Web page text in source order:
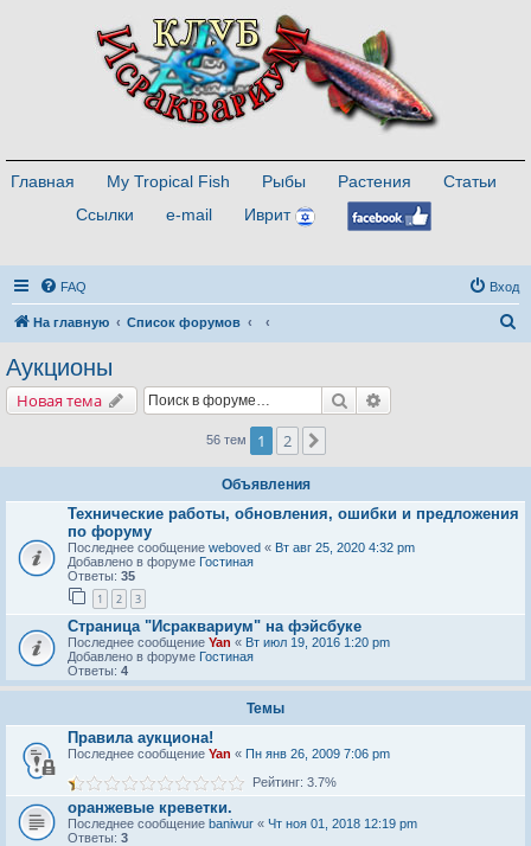
Главная My Tropical Fish Рыбы Растения
Статьи
Ссылки
e-mail Иврит
FAQ Вход
На главную Список форумов
Аукционы
Новая тема Поиск
56 тем 1 2
Объявления
Технические работы, обновления, ошибки и предложения
по форуму
Последнее сообщение weboved « Вт авг 25, 2020 4:32 pm
Добавлено в форуме Гостиная
Ответы: 35
1 2 3
Страница "Исраквариум" на фэйсбуке
Последнее сообщение Yan « Вт июл 19, 2016 1:20 pm
Добавлено в форуме Гостиная
Ответы: 4
Темы
Правила аукциона!
Последнее сообщение Yan « Пн янв 26, 2009 7:06 pm
Рейтинг: 3.7%
оранжевые креветки.
Последнее сообщение baniwur « Чт ноя 01, 2018 12:19 pm
Ответы: 3